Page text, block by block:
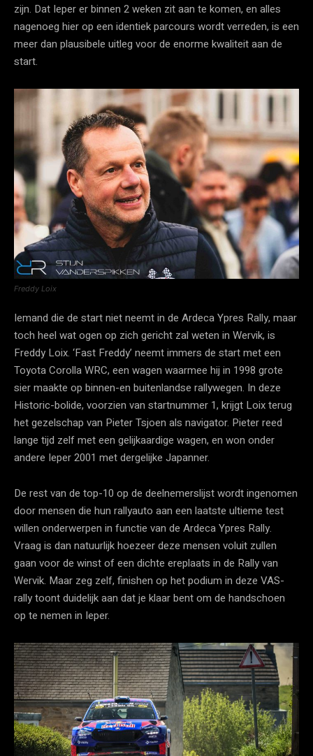
zijn. Dat Ieper er binnen 2 weken zit aan te komen, en alles
nagenoeg hier op een identiek parcours wordt verreden, is een
meer dan plausibele uitleg voor de enorme kwaliteit aan de
start.
Freddy Loix
Iemand die de start niet neemt in de Ardeca Ypres Rally, maar
toch heel wat ogen op zich gericht zal weten in Wervik, is
Freddy Loix. ‘Fast Freddy’ neemt immers de start met een
Toyota Corolla WRC, een wagen waarmee hij in 1998 grote
sier maakte op binnen-en buitenlandse rallywegen. In deze
Historic-bolide, voorzien van startnummer 1, krijgt Loix terug
het gezelschap van Pieter Tsjoen als navigator. Pieter reed
lange tijd zelf met een gelijkaardige wagen, en won onder
andere Ieper 2001 met dergelijke Japanner.
De rest van de top-10 op de deelnemerslijst wordt ingenomen
door mensen die hun rallyauto aan een laatste ultieme test
willen onderwerpen in functie van de Ardeca Ypres Rally.
Vraag is dan natuurlijk hoezeer deze mensen voluit zullen
gaan voor de winst of een dichte ereplaats in de Rally van
Wervik. Maar zeg zelf, finishen op het podium in deze VAS-
rally toont duidelijk aan dat je klaar bent om de handschoen
op te nemen in Ieper.